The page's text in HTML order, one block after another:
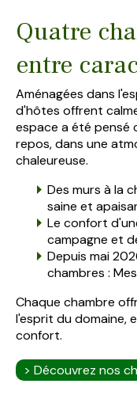
Quatre
entre
Aménagées dans
d'hôtes offrent
espace a été pensé
repos, dans une
chaleureuse.
Des murs à la
saine et
Le confort
campagne et
Depuis mai
chambres :
Chaque chambre
l'esprit du domaine,
confort.
> Découvrez nos